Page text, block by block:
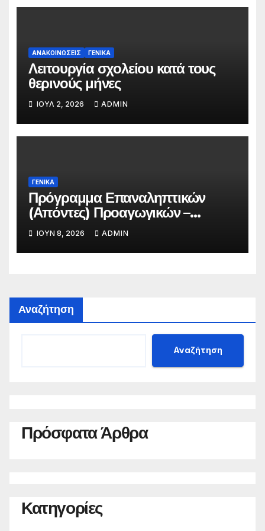
ΑΝΑΚΟΙΝΏΣΕΙΣ ΓΕΝΙΚΆ
Λειτουργία σχολείου κατά τους
θερινούς μήνες
ΙΟΎΛ 2, 2026 ADMIN
ΓΕΝΙΚΆ
Πρόγραμμα Επαναληπτικών
(Απόντες) Προαγωγικών –
Απολυτήριων Ενδοσχολικών
Εξετάσεων 2026
ΙΟΎΝ 8, 2026 ADMIN
Αναζήτηση
Αναζήτηση
Πρόσφατα Άρθρα
Κατηγορίες